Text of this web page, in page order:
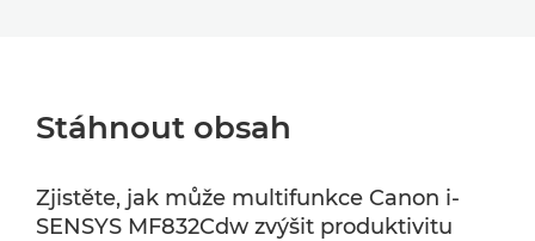
Stáhnout obsah
Zjistěte, jak může multifunkce Canon i-
SENSYS MF832Cdw zvýšit produktivitu